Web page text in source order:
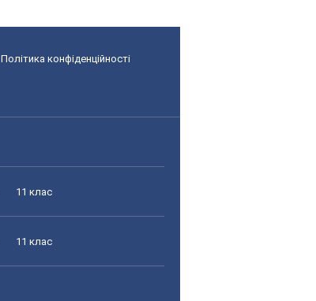
Політика конфіденційності
11 клас
11 клас